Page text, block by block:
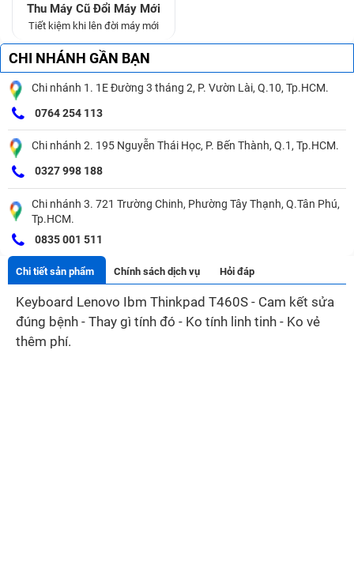
Thu Máy Cũ Đổi Máy Mới
Tiết kiệm khi lên đời máy mới
CHI NHÁNH GẦN BẠN
Chi nhánh 1. 1E Đường 3 tháng 2, P. Vườn Lài, Q.10, Tp.HCM.
0764 254 113
Chi nhánh 2. 195 Nguyễn Thái Học, P. Bến Thành, Q.1, Tp.HCM.
0327 998 188
Chi nhánh 3. 721 Trường Chinh, Phường Tây Thạnh, Q.Tân Phú,
Tp.HCM.
0835 001 511
Chi tiết sản phẩm Chính sách dịch vụ Hỏi đáp
Keyboard Lenovo Ibm Thinkpad T460S - Cam kết sửa
đúng bệnh - Thay gì tính đó - Ko tính linh tinh - Ko vẻ
thêm phí.